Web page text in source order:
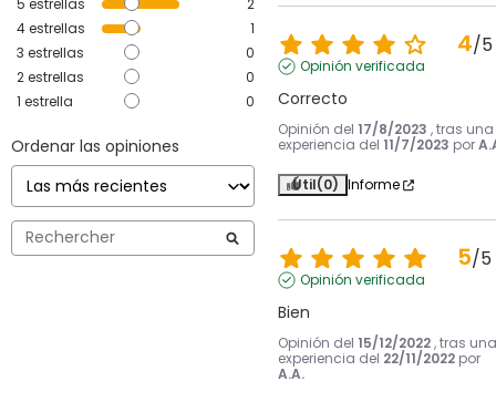
5 estrellas
2
4estrellas
1
3 estrellas
0
2estrellas
0
1 estrella 0
Ordenar las opiniones
4/5
Opinión verificada
Correcto
Opinión del 17/8/2023 , tras una
experiencia del 11/7/2023 por
Útil(0) Informe
5/5
Opinión verificada
Bien
Opinión del 15/12/2022 , tras una
experiencia del 22/11/2022 por
A.A.